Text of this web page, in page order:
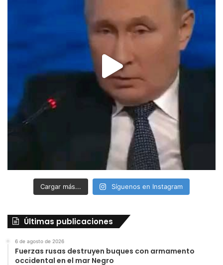
Cargar más... Síguenos en Instagram
Últimas publicaciones
6 de agosto de 2026
Fuerzas rusas destruyen buques con armamento
occidental en el mar Negro